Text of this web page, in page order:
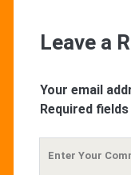
Leave a
Your email
Required